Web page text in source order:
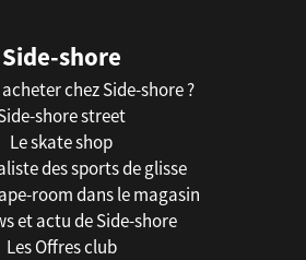
Side-shore
chez Side-shore ?
shore street
Le skate shop
des sports de glisse
room dans le magasin
et actu de Side-shore
Les Offres club